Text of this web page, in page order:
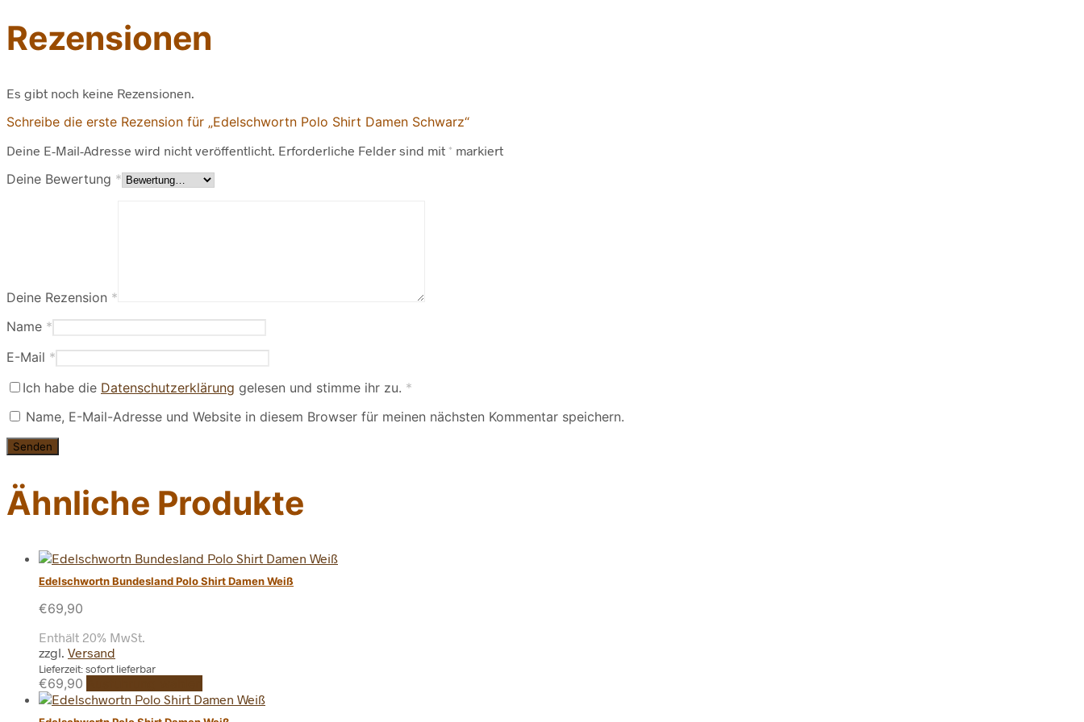
Rezensionen
Es gibt noch keine Rezensionen.
Schreibe die erste Rezension für „Edelschwortn Polo Shirt Damen Schwarz“
Deine E-Mail-Adresse wird nicht veröffentlicht. Erforderliche Felder sind mit * markiert
Deine Bewertung *
Deine Rezension *
Name *
E-Mail *
Ich habe die Datenschutzerklärung gelesen und stimme ihr zu. *
Name, E-Mail-Adresse und Website in diesem Browser für meinen nächsten Kommentar speichern.
Ähnliche Produkte
Edelschwortn Bundesland Polo Shirt Damen Weiß
€69,90
Enthält 20% MwSt.
zzgl. Versand
Lieferzeit: sofort lieferbar
€69,90
Produkt